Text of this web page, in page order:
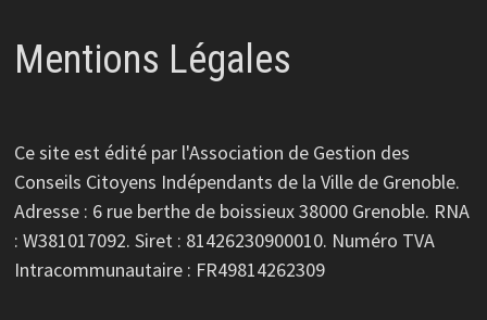
Mentions Légales
Ce site est édité par l'Association de Gestion des
Conseils Citoyens Indépendants de la Ville de Grenoble.
Adresse : 6 rue berthe de boissieux 38000 Grenoble. RNA
: W381017092. Siret : 81426230900010. Numéro TVA
Intracommunautaire : FR49814262309